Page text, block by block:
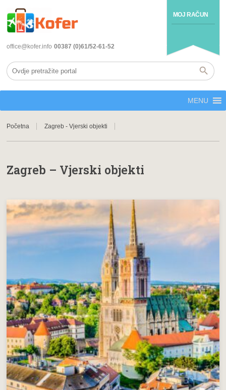
MOJ RAČUN
office@kofer.info 00387 (0)61/52-61-52
MENU
Početna Zagreb - Vjerski objekti
Zagreb – Vjerski objekti